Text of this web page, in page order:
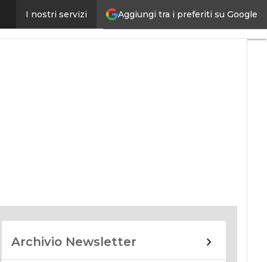
Aggiungi tra i preferiti su Google
I nostri servizi
Archivio Newsletter